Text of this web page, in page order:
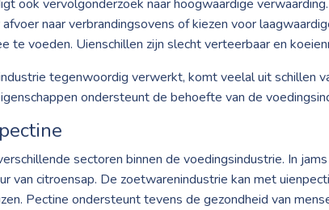
ook vervolgonderzoek naar hoogwaardige
naar verbrandingsovens of kiezen voor
te voeden. Uienschillen zijn slecht verteerbaar en
tegenwoordig verwerkt, komt veelal uit schillen
ondersteunt de behoefte van de
sectoren binnen de voedingsindustrie. In
van citroensap. De zoetwarenindustrie kan met
Pectine ondersteunt tevens de gezondheid van